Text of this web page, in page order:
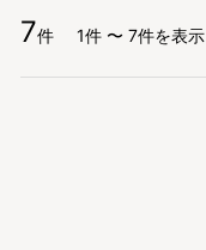
7件 1件 〜 7件を表示